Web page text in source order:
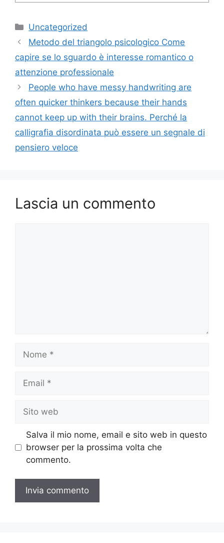
Categorie
Uncategorized
Metodo del triangolo psicologico Come
capire se lo sguardo è interesse romantico o
attenzione professionale
People who have messy handwriting are
often quicker thinkers because their hands
cannot keep up with their brains. Perché la
calligrafia disordinata può essere un segnale di
pensiero veloce
Lascia un commento
web
Salva il mio nome, email e sito web in questo
browser per la prossima volta che
commento.